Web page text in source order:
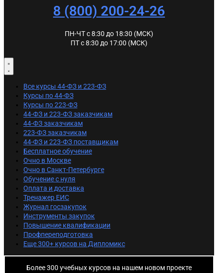
8 (800) 200-24-26
ПН-ЧТ с 8:30 до 18:30 (МСК)
ПТ с 8:30 до 17:00 (МСК)
Все курсы 44-ФЗ и 223-ФЗ
Курсы по 44-ФЗ
Курсы по 223-ФЗ
44-ФЗ и 223-ФЗ заказчикам
44-ФЗ заказчикам
223-ФЗ заказчикам
44-ФЗ и 223-ФЗ поставщикам
Бесплатное обучение
Очно в Москве
Очно в Санкт-Петербурге
Обучение с нуля
Оплата и доставка
Тренажер ЕИС
Журнал госзакупок
Инструменты закупок
Повышение квалификации
Профпереподготовка
Еще 300+ курсов на Дипломикс
Более 300 учебных курсов на нашем новом проекте